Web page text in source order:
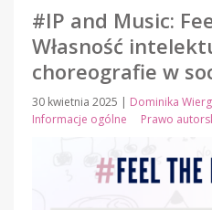
#IP and Music:
Własność
choreografie w
30 kwietnia 2025
Dominika
Informacje ogólne
Prawo